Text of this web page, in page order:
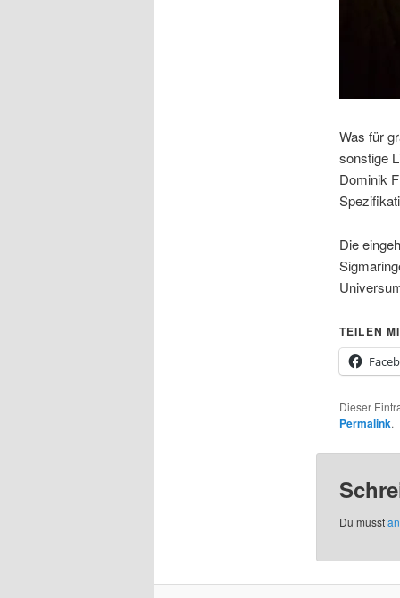
Was für
sonstige
Dominik
Die
TEILEN
Dieser
Permalink.
Du musst